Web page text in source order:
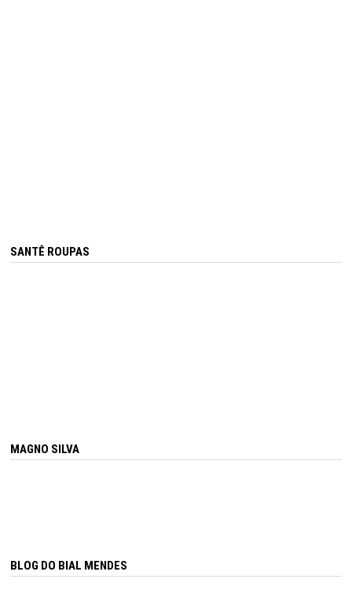
SANTÊ ROUPAS
MAGNO SILVA
BLOG DO BIAL MENDES